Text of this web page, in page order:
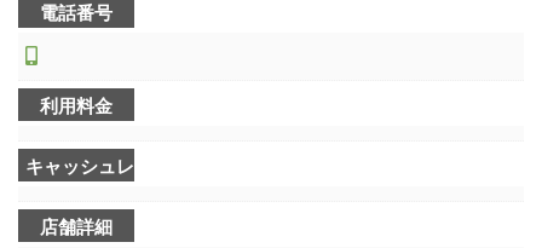
電話番号
利用料金
キャッシュレス決済可不可
店舗詳細